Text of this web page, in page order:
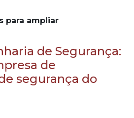
para ampliar
de Segurança:
de
segurança do